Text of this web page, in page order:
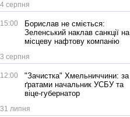
4 серпня
15:00
Борислав не сміється:
Зеленський наклав санкції на
місцеву нафтову компанію
3 серпня
12:00
"Зачистка" Хмельниччини: за
ґратами начальник УСБУ та
віце-губернатор
31 липня